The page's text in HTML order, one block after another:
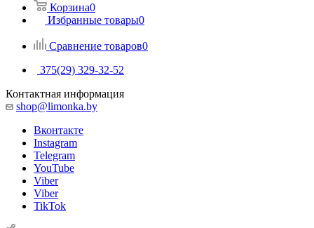
Корзина0
Избранные товары0
Сравнение товаров0
375(29) 329-32-52
Контактная информация
shop@limonka.by
Вконтакте
Instagram
Telegram
YouTube
Viber
Viber
TikTok